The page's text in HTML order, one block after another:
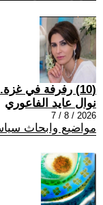
(10) رفرفة في غزة... وإعصار في واشنطن
نوال عايد الفاعوري
2026 / 8 / 7
مواضيع وابحاث